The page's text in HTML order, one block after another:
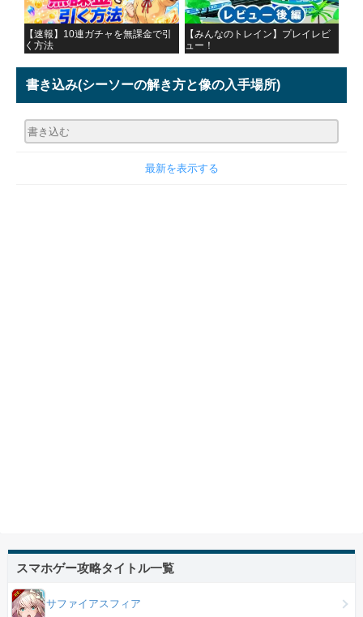
【速報】10連ガチャを無課金で引
く方法
【みんなのトレイン】プレイレビ
ュー！
書き込み(シーソーの解き方と像の入手場所)
最新を表示する
スマホゲー攻略タイトル一覧
サファイアスフィア